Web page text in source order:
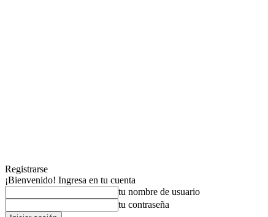
Registrarse
¡Bienvenido! Ingresa en tu cuenta
tu nombre de usuario
tu contraseña